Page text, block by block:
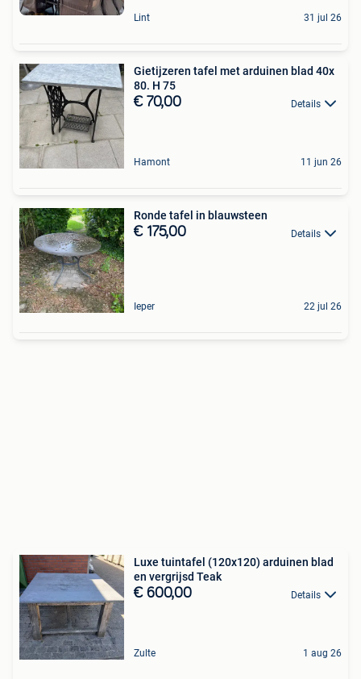
Lint 31 jul 26
Gietijzeren tafel met arduinen blad 40x
80. H 75
€ 70,00 Details
Hamont 11 jun 26
Ronde tafel in blauwsteen
€ 175,00 Details
Ieper 22 jul 26
Luxe tuintafel (120x120) arduinen blad
en vergrijsd Teak
€ 600,00 Details
Zulte 1 aug 26